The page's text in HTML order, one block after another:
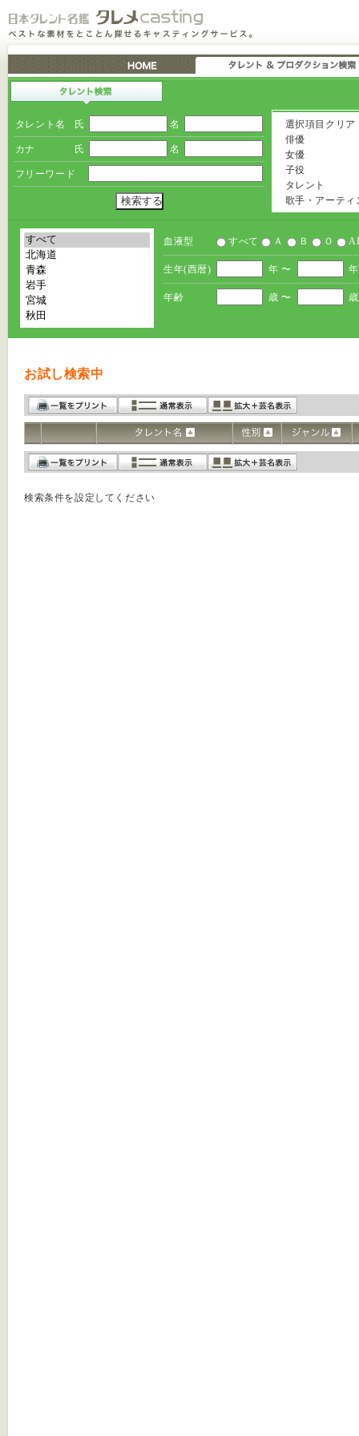
タレント名 氏 名
カナ 氏 名
フリーワード
選択項目クリア
俳優
女優
子役
タレント
歌手・アーティ
血液型 すべて Ａ Ｂ Ｏ
生年(西暦) 年 〜
年齢 歳 〜 歳
お試し検索中
検索条件を設定してください